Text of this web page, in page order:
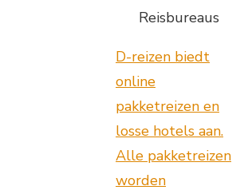
Reisbureaus
D-reizen biedt
online
pakketreizen en
losse hotels aan.
Alle pakketreizen
worden